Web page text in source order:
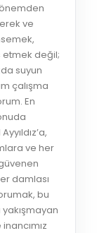
ve
etmek değil;
suyun
çalışma
En
ve her
damlası
bu